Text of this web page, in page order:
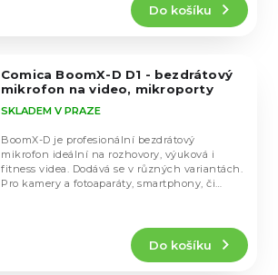
Do košíku
Comica BoomX-D D1 - bezdrátový
mikrofon na video, mikroporty
SKLADEM V PRAZE
Do košíku
BoomX-D je profesionální bezdrátový
mikrofon ideální na rozhovory, výuková i
fitness videa. Dodává se v různých variantách.
Pro kamery a fotoaparáty, smartphony, či